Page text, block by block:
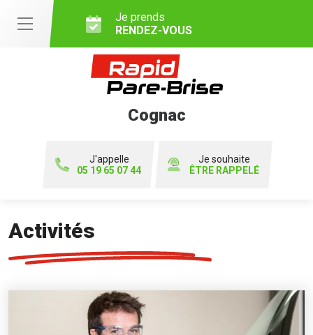
Je prends
RENDEZ-VOUS
Cognac
J'appelle
05 19 65 07 44
Je souhaite
ÊTRE RAPPELÉ
Activités